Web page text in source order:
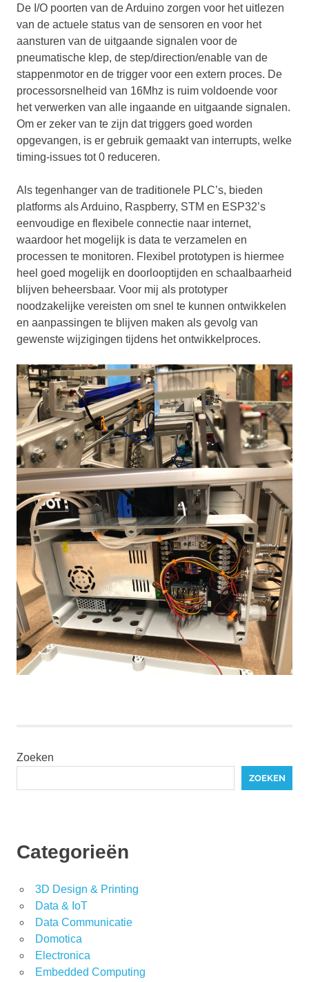
De I/O poorten van de Arduino zorgen voor het uitlezen
van de actuele status van de sensoren en voor het
aansturen van de uitgaande signalen voor de
pneumatische klep, de step/direction/enable van de
stappenmotor en de trigger voor een extern proces. De
processorsnelheid van 16Mhz is ruim voldoende voor
het verwerken van alle ingaande en uitgaande signalen.
Om er zeker van te zijn dat triggers goed worden
opgevangen, is er gebruik gemaakt van interrupts, welke
timing-issues tot 0 reduceren.
Als tegenhanger van de traditionele PLC’s, bieden
platforms als Arduino, Raspberry, STM en ESP32’s
eenvoudige en flexibele connectie naar internet,
waardoor het mogelijk is data te verzamelen en
processen te monitoren. Flexibel prototypen is hiermee
heel goed mogelijk en doorlooptijden en schaalbaarheid
blijven beheersbaar. Voor mij als prototyper
noodzakelijke vereisten om snel te kunnen ontwikkelen
en aanpassingen te blijven maken als gevolg van
gewenste wijzigingen tijdens het ontwikkelproces.
Zoeken
ZOEKEN
Categorieën
3D Design & Printing
Data & IoT
Data Communicatie
Domotica
Electronica
Embedded Computing